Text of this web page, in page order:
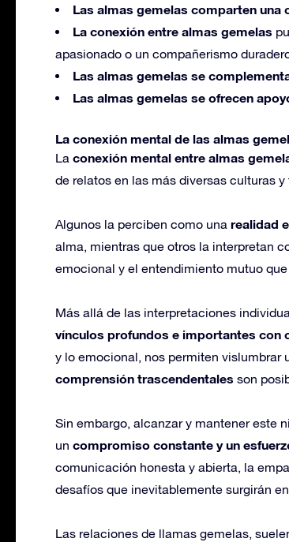
Las almas gemelas comparten una
La conexión entre almas gemelas
apasionado o un compañerismo
Las almas gemelas se
Las almas gemelas se ofrecen
La conexión mental de las almas
La conexión mental entre almas
de relatos en las más diversas culturas y
Algunos la perciben como una realidad
alma, mientras que otros la interpretan
emocional y el entendimiento mutuo
Más allá de las interpretaciones
vínculos profundos e importantes con
y lo emocional, nos permiten vislumbrar
comprensión trascendentales son
Sin embargo, alcanzar y mantener este
un compromiso constante y un
comunicación honesta y abierta, la
desafíos que inevitablemente surgirán
Las relaciones de llamas gemelas,